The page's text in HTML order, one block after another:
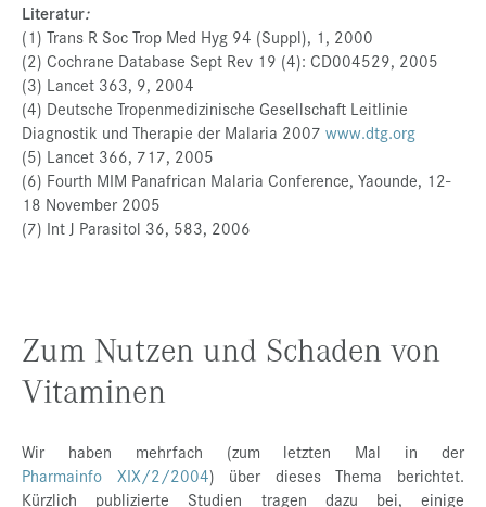
Literatur:
(1) Trans R Soc Trop Med Hyg 94 (Suppl), 1, 2000
(2) Cochrane Database Sept Rev 19 (4): CD004529, 2005
(3) Lancet 363, 9, 2004
(4) Deutsche Tropenmedizinische Gesellschaft Leitlinie
Diagnostik und Therapie der Malaria 2007 www.dtg.org
(5) Lancet 366, 717, 2005
(6) Fourth MIM Panafrican Malaria Conference, Yaounde, 12-
18 November 2005
(7) Int J Parasitol 36, 583, 2006
Zum Nutzen und Schaden von
Vitaminen
Wir haben mehrfach (zum letzten Mal in der
Pharmainfo XIX/2/2004) über dieses Thema berichtet.
Kürzlich publizierte Studien tragen dazu bei, einige